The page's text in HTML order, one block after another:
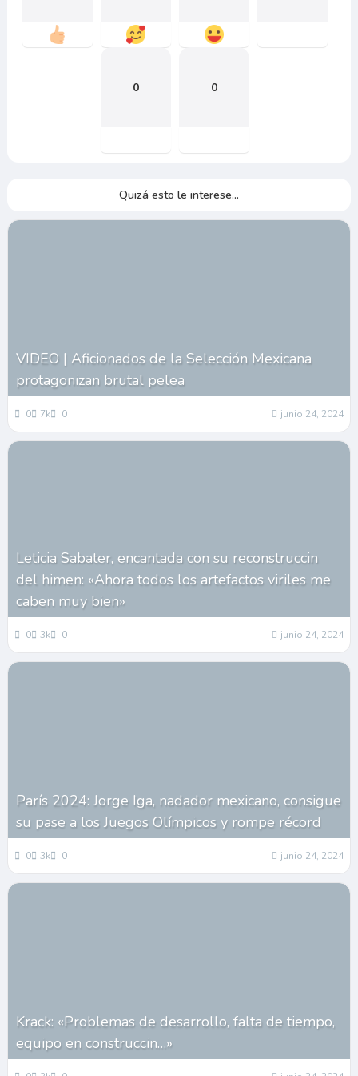
0 0
Quizá esto le interese...
VIDEO | Aficionados de la Selección Mexicana
protagonizan brutal pelea
0 7k 0 junio 24, 2024
Leticia Sabater, encantada con su reconstruccin
del himen: «Ahora todos los artefactos viriles me
caben muy bien»
0 3k 0 junio 24, 2024
París 2024: Jorge Iga, nadador mexicano, consigue
su pase a los Juegos Olímpicos y rompe récord
0 3k 0 junio 24, 2024
Krack: «Problemas de desarrollo, falta de tiempo,
equipo en construccin…»